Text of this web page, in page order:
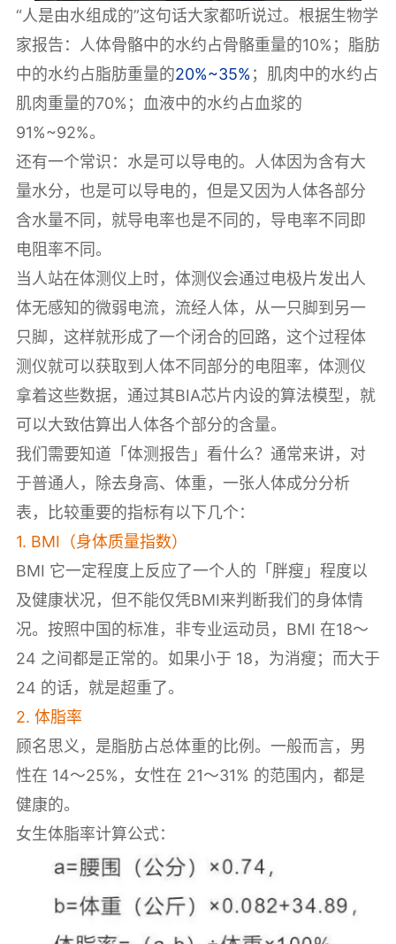
“人是由水组成的”这句话大家都听说过。根据生物学
家报告：人体骨骼中的水约占骨骼重量的10%；脂肪
中的水约占脂肪重量的20%~35% ；肌肉中的水约占
肌肉重量的70%；血液中的水约占血浆的
91%~92%。
还有一个常识：水是可以导电的。人体因为含有大
量水分，也是可以导电的，但是又因为人体各部分
含水量不同，就导电率也是不同的，导电率不同即
电阻率不同。
当人站在体测仪上时，体测仪会通过电极片发出人
体无感知的微弱电流，流经人体，从一只脚到另一
只脚，这样就形成了一个闭合的回路，这个过程体
测仪就可以获取到人体不同部分的电阻率，体测仪
拿着这些数据，通过其BIA芯片内设的算法模型，就
可以大致估算出人体各个部分的含量。
我们需要知道「体测报告」看什么？通常来讲，对
于普通人，除去身高、体重，一张人体成分分析
表，比较重要的指标有以下几个：
1. BMI（身体质量指数）
BMI 它一定程度上反应了一个人的「胖瘦」程度以
及健康状况，但不能仅凭BMI来判断我们的身体情
况。按照中国的标准，非专业运动员，BMI 在18～
24 之间都是正常的。如果小于 18，为消瘦；而大于
24 的话，就是超重了。
2. 体脂率
顾名思义，是脂肪占总体重的比例。一般而言，男
性在 14～25%，女性在 21～31% 的范围内，都是
健康的。
女生体脂率计算公式：